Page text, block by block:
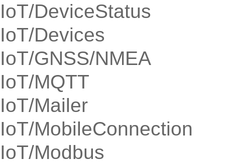
IoT/DeviceStatus
IoT/Devices
IoT/GNSS/NMEA
IoT/MQTT
IoT/Mailer
IoT/MobileConnection
IoT/Modbus